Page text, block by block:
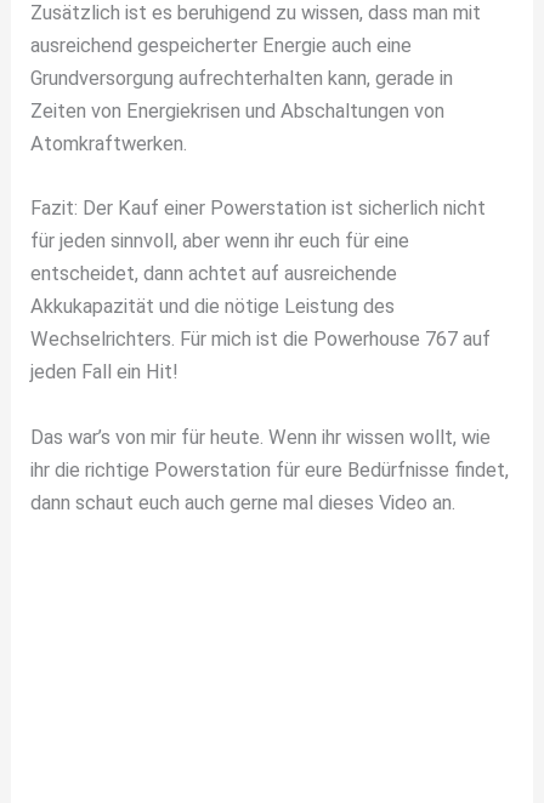
Zusätzlich ist es beruhigend zu wissen, dass man mit
ausreichend gespeicherter Energie auch eine
Grundversorgung aufrechterhalten kann, gerade in
Zeiten von Energiekrisen und Abschaltungen von
Atomkraftwerken.
Fazit: Der Kauf einer Powerstation ist sicherlich nicht
für jeden sinnvoll, aber wenn ihr euch für eine
entscheidet, dann achtet auf ausreichende
Akkukapazität und die nötige Leistung des
Wechselrichters. Für mich ist die Powerhouse 767 auf
jeden Fall ein Hit!
Das war’s von mir für heute. Wenn ihr wissen wollt, wie
ihr die richtige Powerstation für eure Bedürfnisse findet,
dann schaut euch auch gerne mal dieses Video an.